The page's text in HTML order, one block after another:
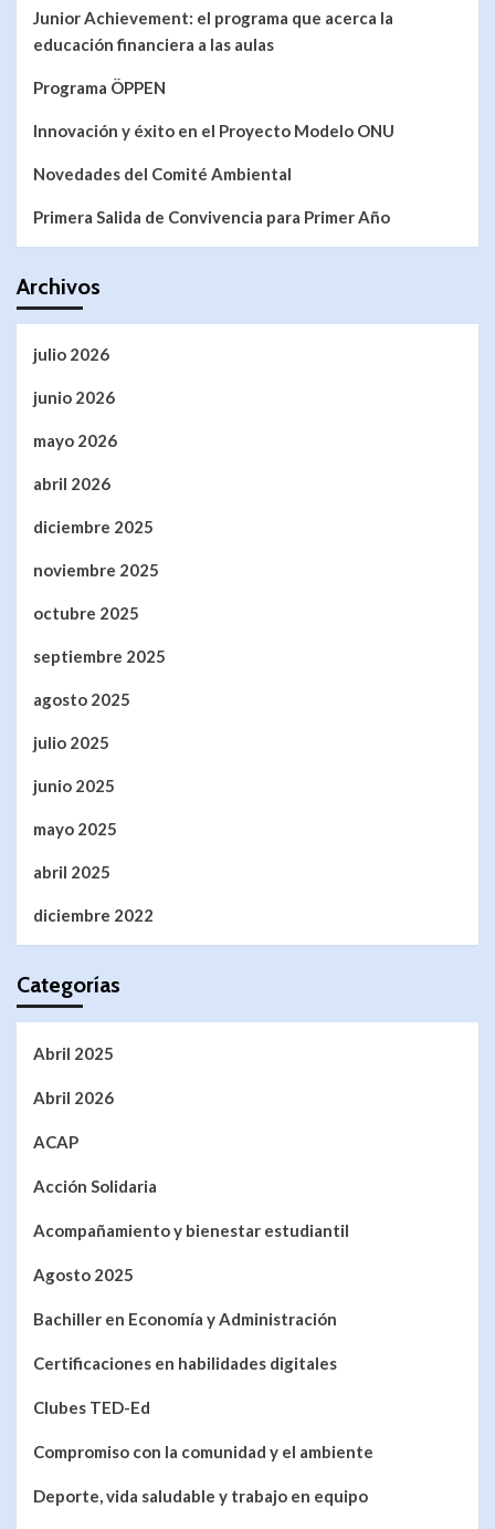
Junior Achievement: el programa que acerca la
educación financiera a las aulas
Programa ÖPPEN
Innovación y éxito en el Proyecto Modelo ONU
Novedades del Comité Ambiental
Primera Salida de Convivencia para Primer Año
Archivos
julio 2026
junio 2026
mayo 2026
abril 2026
diciembre 2025
noviembre 2025
octubre 2025
septiembre 2025
agosto 2025
julio 2025
junio 2025
mayo 2025
abril 2025
diciembre 2022
Categorías
Abril 2025
Abril 2026
ACAP
Acción Solidaria
Acompañamiento y bienestar estudiantil
Agosto 2025
Bachiller en Economía y Administración
Certificaciones en habilidades digitales
Clubes TED-Ed
Compromiso con la comunidad y el ambiente
Deporte, vida saludable y trabajo en equipo